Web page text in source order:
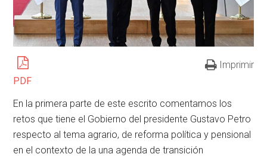
PDF
Imprimir
En la primera parte de este escrito comentamos los
retos que tiene el Gobierno del presidente Gustavo Petro
respecto al tema agrario, de reforma política y pensional
en el contexto de la una agenda de transición